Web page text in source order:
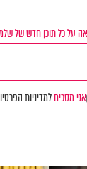
על כל תוכן חדש של
אני מסכיםלמדיניות